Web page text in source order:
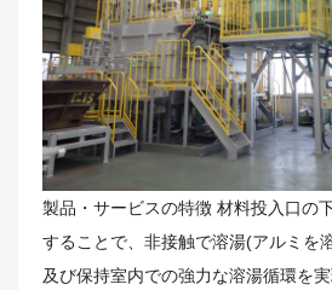
製品・サービスの特徴 材料投入口の
することで、非接触で溶湯(アルミを
及び保持室内での強力な溶湯循環を